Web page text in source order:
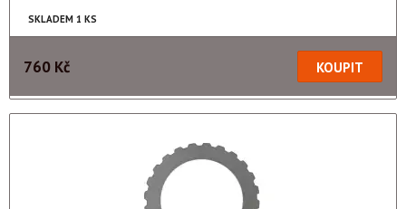
SKLADEM 1 KS
760 Kč